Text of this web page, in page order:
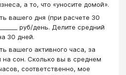
а то, что «уносите домой».
вашего дня (при расчете 30
руб/день. Делите средний
30 дней.
вашего активного часа, за
сон. Сколько вы в среднем
соответственно, мое